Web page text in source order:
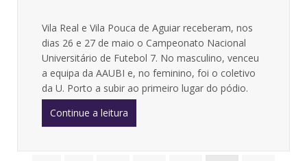
Vila Real e Vila Pouca de Aguiar receberam, nos
dias 26 e 27 de maio o Campeonato Nacional
Universitário de Futebol 7. No masculino, venceu
a equipa da AAUBI e, no feminino, foi o coletivo
da U. Porto a subir ao primeiro lugar do pódio.
Continue a leitura